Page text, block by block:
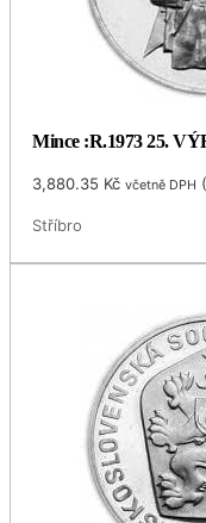
Mince :R.1973 25.
3,880.35 Kč včetně DPH
Stříbro